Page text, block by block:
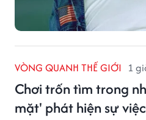
VÒNG QUANH THẾ GIỚI 1
Chơi trốn tìm trong
mặt' phát hiện sự